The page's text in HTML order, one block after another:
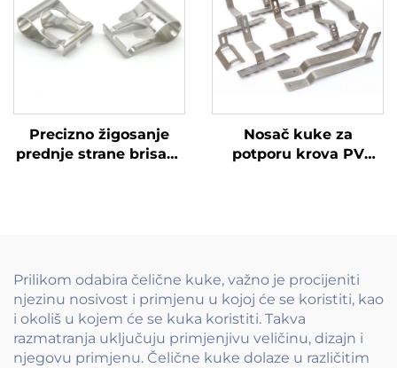
Precizno žigosanje
prednje strane brisača
Nosač kuke za
potporu krova PV
Prilikom odabira čelične kuke, važno je procijeniti
njezinu nosivost i primjenu u kojoj će se koristiti, kao
i okoliš u kojem će se kuka koristiti. Takva
razmatranja uključuju primjenjivu veličinu, dizajn i
njegovu primjenu. Čelične kuke dolaze u različitim